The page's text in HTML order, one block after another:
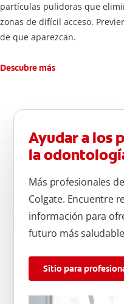
partículas pulidoras que
zonas de difícil acceso.
de que aparezcan.
Descubre más
Ayudar a los
la
Más profesionales
Colgate. Encuentre
información para
futuro más saludable
Sitio para